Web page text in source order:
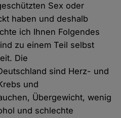
Sex oder
haben und deshalb
ich Ihnen Folgendes
zu einem Teil selbst
Die
sind Herz- und
und
Übergewicht, wenig
und schlechte